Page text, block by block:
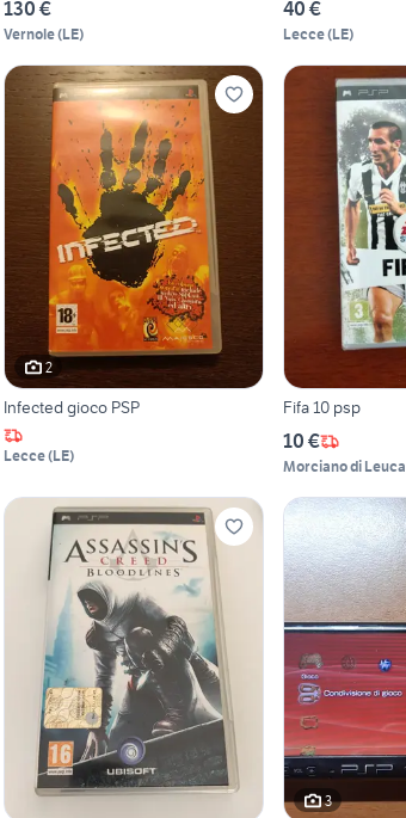
130 €
Vernole(LE)
40 €
Lecce(LE)
2
Infected gioco PSP
Lecce(LE)
Fifa 10 psp
10 €
Morciano di Leuca
3